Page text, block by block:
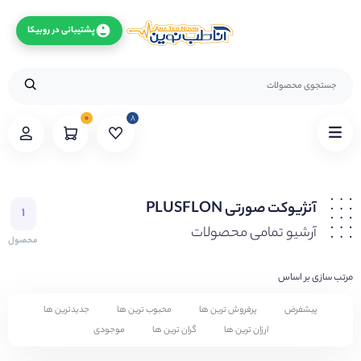
۰ ۸
آنژیوکت صورتی PLUSFLON
آرشیو تمامی محصولات
۱
محصول
مرتب سازی بر اساس
پیشفرض پرفروش ترین ها محبوب ترین ها
جدیدترین ها
ارزان ترین ها
گران ترین ها موجودی
پشتیبانی در روبیکا